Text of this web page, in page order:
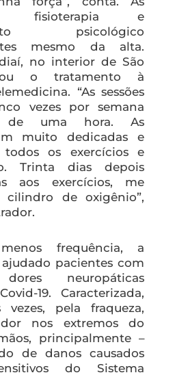
fisioterapia e
psicológico
mesmo da alta.
no interior de São
o tratamento à
“As sessões
vezes por semana
de uma hora. As
muito dedicadas e
todos os exercícios e
Trinta dias depois
aos exercícios, me
cilindro de oxigênio”,
frequência, a
pacientes com
neuropáticas
19. Caracterizada,
pela fraqueza,
nos extremos do
principalmente –
de danos causados
do Sistema